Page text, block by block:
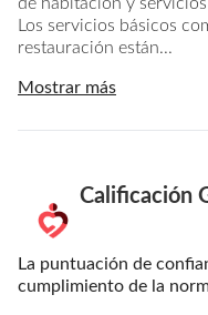
Los servicios básicos
restauración están...
Mostrar más
Calificación
La puntuación de
cumplimiento de la